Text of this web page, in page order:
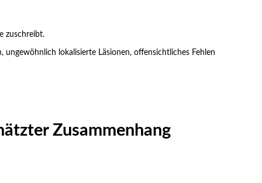
zuschreibt.
lokalisierte Läsionen, offensichtliches Fehlen
Zusammenhang